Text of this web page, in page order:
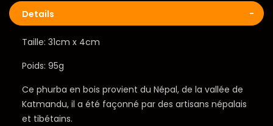
Details
Taille: 31cm x 4cm
Poids: 95g
Ce phurba en bois provient du Népal, de la vallée de
Katmandu, il a été façonné par des artisans népalais
et tibétains.